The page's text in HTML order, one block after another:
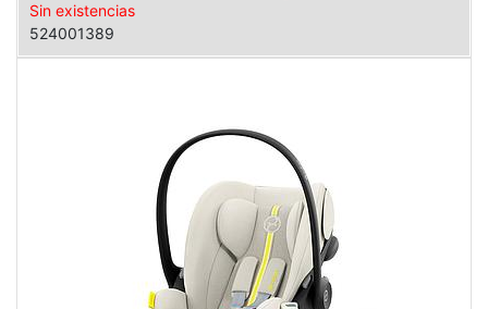
Sin existencias
524001389